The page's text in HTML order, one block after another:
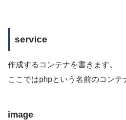
service
作成するコンテナを書きます。
ここではphpという名前のコンテ
image